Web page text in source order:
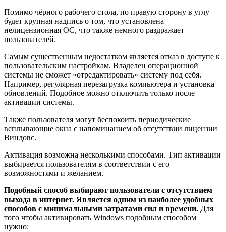
Помимо чёрного рабочего стола, по правую сторону в углу
будет крупная надпись о том, что установлена
нелицензионная ОС, что также немного раздражает
пользователей.
Самым существенным недостатком является отказ в доступе к
пользовательским настройкам. Владелец операционной
системы не сможет «отредактировать» систему под себя.
Например, регулярная перезагрузка компьютера и установка
обновлений. Подобное можно отключить только после
активации системы.
Также пользователя могут беспокоить периодические
всплывающие окна с напоминанием об отсутствии лицензии
Виндовс.
Активация возможна несколькими способами. Тип активации
выбирается пользователям в соответствии с его
возможностями и желанием.
Подобный способ выбирают пользователи с отсутствием
выхода в интернет. Является одним из наиболее удобных
способов с минимальными затратами сил и времени. Для
того чтобы активировать Windows подобным способом
нужно: